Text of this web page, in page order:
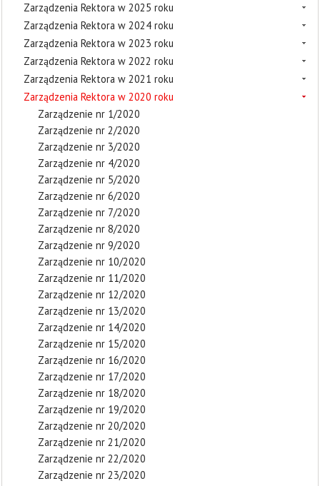
Zarządzenia Rektora w 2025 roku
Zarządzenia Rektora w 2024 roku
Zarządzenia Rektora w 2023 roku
Zarządzenia Rektora w 2022 roku
Zarządzenia Rektora w 2021 roku
Zarządzenia Rektora w 2020 roku
Zarządzenie nr 1/2020
Zarządzenie nr 2/2020
Zarządzenie nr 3/2020
Zarządzenie nr 4/2020
Zarządzenie nr 5/2020
Zarządzenie nr 6/2020
Zarządzenie nr 7/2020
Zarządzenie nr 8/2020
Zarządzenie nr 9/2020
Zarządzenie nr 10/2020
Zarządzenie nr 11/2020
Zarządzenie nr 12/2020
Zarządzenie nr 13/2020
Zarządzenie nr 14/2020
Zarządzenie nr 15/2020
Zarządzenie nr 16/2020
Zarządzenie nr 17/2020
Zarządzenie nr 18/2020
Zarządzenie nr 19/2020
Zarządzenie nr 20/2020
Zarządzenie nr 21/2020
Zarządzenie nr 22/2020
Zarządzenie nr 23/2020